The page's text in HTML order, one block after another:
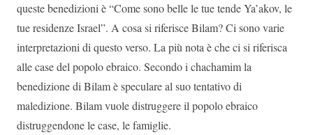
queste benedizioni è “Come sono belle le tue tende Ya’akov, le
tue residenze Israel”. A cosa si riferisce Bilam? Ci sono varie
interpretazioni di questo verso. La più nota è che ci si riferisca
alle case del popolo ebraico. Secondo i chachamim la
benedizione di Bilam è speculare al suo tentativo di
maledizione. Bilam vuole distruggere il popolo ebraico
distruggendone le case, le famiglie.